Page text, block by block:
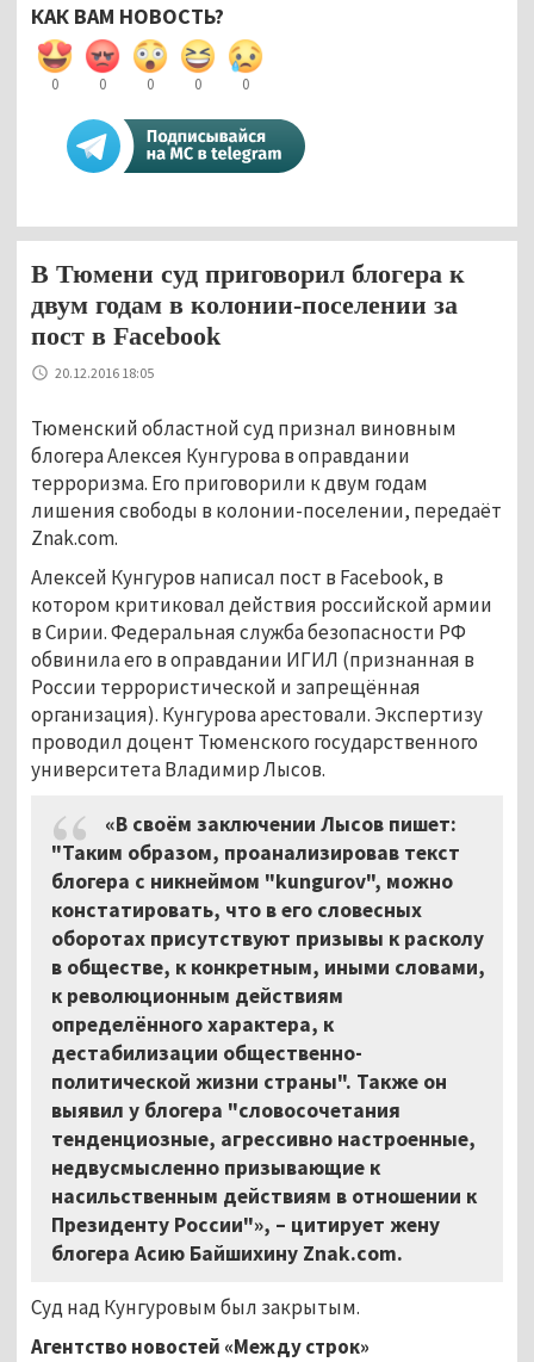
КАК ВАМ НОВОСТЬ?
0 0 0 0 0
В Тюмени суд приговорил блогера к
двум годам в колонии-поселении за
пост в Facebook
20.12.2016 18:05
Тюменский областной суд признал виновным
блогера Алексея Кунгурова в оправдании
терроризма. Его приговорили к двум годам
лишения свободы в колонии-поселении, передаёт
Znak.com.
Алексей Кунгуров написал пост в Facebook, в
котором критиковал действия российской армии
в Сирии. Федеральная служба безопасности РФ
обвинила его в оправдании ИГИЛ (признанная в
России террористической и запрещённая
организация). Кунгурова арестовали. Экспертизу
проводил доцент Тюменского государственного
университета Владимир Лысов.
«В своём заключении Лысов пишет:
"Таким образом, проанализировав текст
блогера с никнеймом "kungurov", можно
констатировать, что в его словесных
оборотах присутствуют призывы к расколу
в обществе, к конкретным, иными словами,
к революционным действиям
определённого характера, к
дестабилизации общественно-
политической жизни страны". Также он
выявил у блогера "словосочетания
тенденциозные, агрессивно настроенные,
недвусмысленно призывающие к
насильственным действиям в отношении к
Президенту России"», – цитирует жену
блогера Асию Байшихину Znak.com.
Суд над Кунгуровым был закрытым.
Агентство новостей «Между строк»